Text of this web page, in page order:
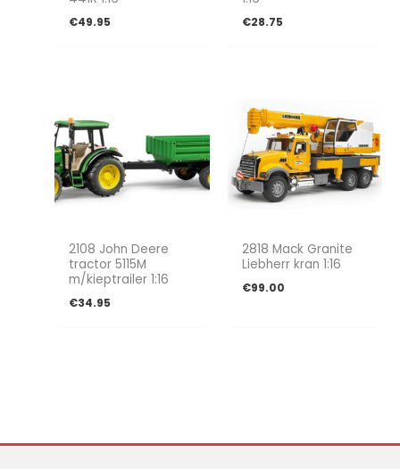
€49.95 €28.75
2108 John Deere
tractor 5115M
m/kieptrailer 1:16
€34.95
2818 Mack Granite
Liebherr kran 1:16
€99.00